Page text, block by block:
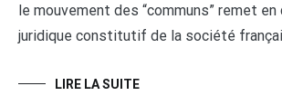
le mouvement des “communs” remet
juridique constitutif de la société
LIRE LA SUITE